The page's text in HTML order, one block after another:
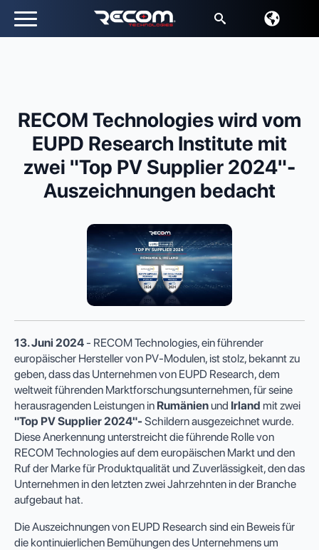
RECOM Technologies wird vom
EUPD Research Institute mit
zwei "Top PV Supplier 2024"-
Auszeichnungen bedacht
13. Juni 2024- RECOM Technologies, ein führender
europäischer Hersteller von PV-Modulen, ist stolz, bekannt zu
geben, dass das Unternehmen von EUPD Research, dem
weltweit führenden Marktforschungsunternehmen, für seine
herausragenden Leistungen in Rumänienund Irland mit zwei
"Top PV Supplier 2024"- Schildern ausgezeichnet wurde.
Diese Anerkennung unterstreicht die führende Rolle von
RECOM Technologies auf dem europäischen Markt und den
Ruf der Marke für Produktqualität und Zuverlässigkeit, den das
Unternehmen in den letzten zwei Jahrzehnten in der Branche
aufgebaut hat.
Die Auszeichnungen von EUPD Research sind ein Beweis für
die kontinuierlichen Bemühungen des Unternehmens um